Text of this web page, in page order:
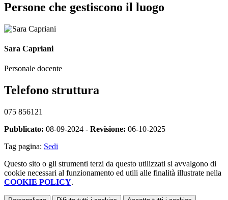
Persone che gestiscono il luogo
Sara Capriani
Personale docente
Telefono struttura
075 856121
Pubblicato: 08-09-2024 - Revisione: 06-10-2025
Tag pagina: Sedi
Questo sito o gli strumenti terzi da questo utilizzati si avvalgono di
cookie necessari al funzionamento ed utili alle finalità illustrate nella
COOKIE POLICY.